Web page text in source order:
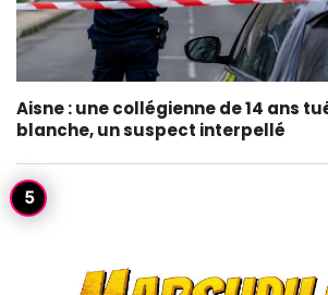
Aisne : une collégienne de 14 ans
blanche, un suspect interpellé